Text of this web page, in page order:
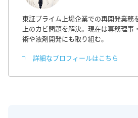
東証プライム上場企業での再開発業務
上のカビ問題を解決。現在は専務理事
術や液剤開発にも取り組む。
詳細なプロフィールはこちら